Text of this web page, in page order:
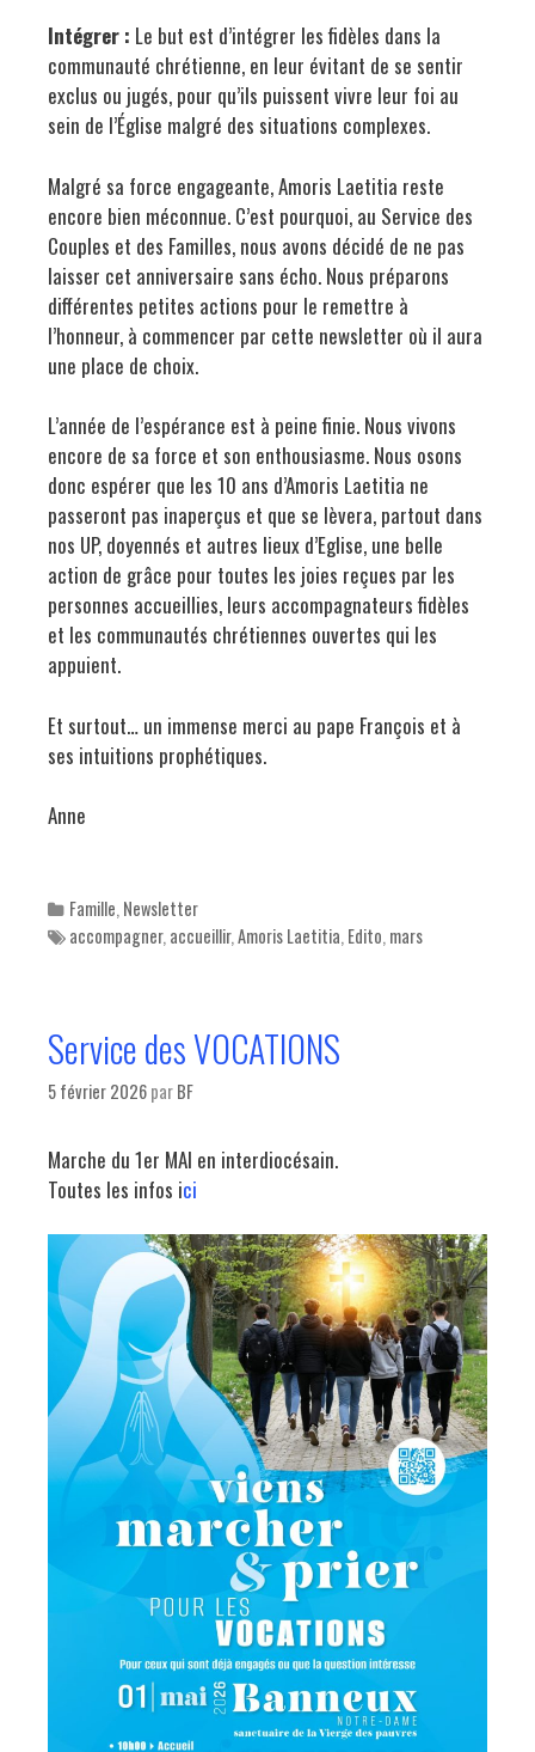
Intégrer : Le but est d’intégrer les fidèles dans la
communauté chrétienne, en leur évitant de se sentir
exclus ou jugés, pour qu’ils puissent vivre leur foi au
sein de l’Église malgré des situations complexes.
Malgré sa force engageante, Amoris Laetitia reste
encore bien méconnue. C’est pourquoi, au Service des
Couples et des Familles, nous avons décidé de ne pas
laisser cet anniversaire sans écho. Nous préparons
différentes petites actions pour le remettre à
l’honneur, à commencer par cette newsletter où il aura
une place de choix.
L’année de l’espérance est à peine finie. Nous vivons
encore de sa force et son enthousiasme. Nous osons
donc espérer que les 10 ans d’Amoris Laetitia ne
passeront pas inaperçus et que se lèvera, partout dans
nos UP, doyennés et autres lieux d’Eglise, une belle
action de grâce pour toutes les joies reçues par les
personnes accueillies, leurs accompagnateurs fidèles
et les communautés chrétiennes ouvertes qui les
appuient.
Et surtout… un immense merci au pape François et à
ses intuitions prophétiques.
Anne
Categories
Famille, Newsletter
Tags
accompagner, accueillir,Amoris Laetitia, Edito, mars
Service des VOCATIONS
5 février 2026parBF
Marche du 1er MAI en interdiocésain.
Toutes les infos ici